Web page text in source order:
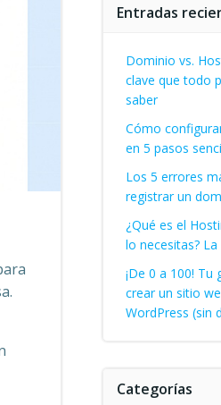
Entradas
Dominio vs.
clave que todo
saber
Cómo
en 5 pasos
Los 5 errores
registrar un
¿Qué es el
lo necesitas?
¡De 0 a 100! Tu
crear un sitio
WordPress (sin
Categorías